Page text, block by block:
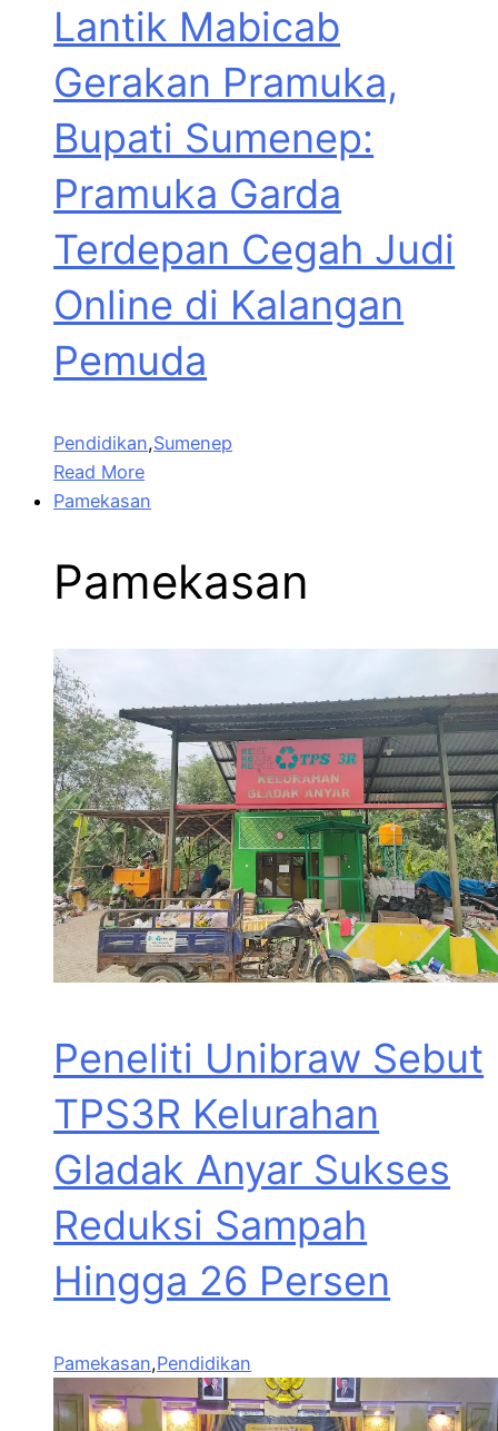
Lantik Mabicab
Gerakan Pramuka,
Bupati Sumenep:
Pramuka Garda
Terdepan Cegah Judi
Online di Kalangan
Pemuda
Pendidikan,Sumenep
Read More
Pamekasan
Pamekasan
Peneliti Unibraw Sebut
TPS3R Kelurahan
Gladak Anyar Sukses
Reduksi Sampah
Hingga 26 Persen
Pamekasan,Pendidikan